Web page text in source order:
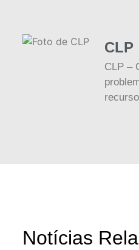
CLP
CLP –
Notícias